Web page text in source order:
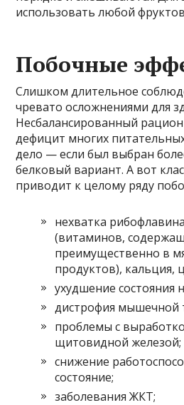
использовать любой
Побочные
Слишком длительное
чревато осложнениями для
Несбалансированный
дефицит многих
дело — если был выбран
белковый вариант. А вот
приводит к целому ряду
нехватка
(витаминов,
преимущественно в
продуктов), кальция,
ухудшение состояния
дистрофия мышечной
проблемы с
щитовидной железой;
снижение
состояние;
заболевания ЖКТ;